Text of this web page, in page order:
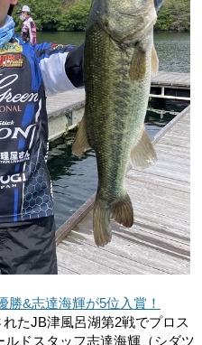
勝&志達海輝が5位入賞！
たJB津風呂湖第2戦でプロス
ドスタッフ志達海輝（シダツ